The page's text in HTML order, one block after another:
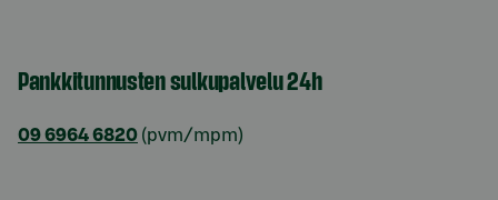
Pankkitunnusten sulkupalvelu 24h
09 6964 6820 (pvm/mpm)